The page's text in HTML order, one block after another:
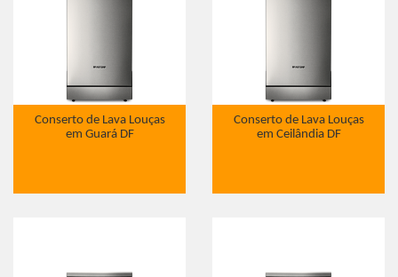
Conserto de Lava Louças
em Guará DF
Conserto de Lava Louças
em Ceilândia DF